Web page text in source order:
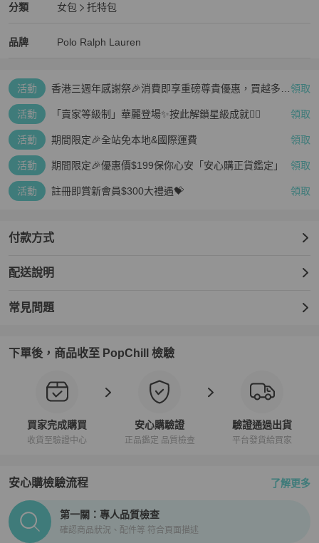
分類
Polo Ralph Lauren女包分類資訊
女包
托特包
品牌
Polo Ralph Lauren精品 女包品牌介紹
Polo Ralph Lauren
Polo Ralph Lauren推薦清單
活動
香港三週年感謝祭🎉消費即享重磅尊貴優惠，買越多、 領取
活動 「賣家等級制」華麗登場✨按此解鎖星級成就👆🏻 領取
活動 期間限定🎉全站免本地&國際運費 領取
活動 期間限定🎉優惠價$199保你心安「安心購正貨鑑定」 領取
活動 註冊即賞新會員$300大禮遇💝 領取
付款方式
配送說明
常見問題
下單後，商品收至 PopChill 檢驗
買家完成購買
收貨至驗證中心
安心購驗證
正品鑑定 品質檢查
驗證通過出貨
平台發貨給買家
安心購檢驗流程 了解更多
PopChill拍拍圈正品驗證、安心購檢驗流程介紹
第一關：專人品質檢查
確認商品狀況、配件等 符合頁面描述